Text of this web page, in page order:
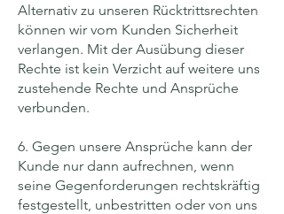
Alternativ zu unseren Rücktrittsrechten
können wir vom Kunden Sicherheit
verlangen. Mit der Ausübung dieser
Rechte ist kein Verzicht auf weitere uns
zustehende Rechte und Ansprüche
verbunden.
6. Gegen unsere Ansprüche kann der
Kunde nur dann aufrechnen, wenn
seine Gegenforderungen rechtskräftig
festgestellt, unbestritten oder von uns